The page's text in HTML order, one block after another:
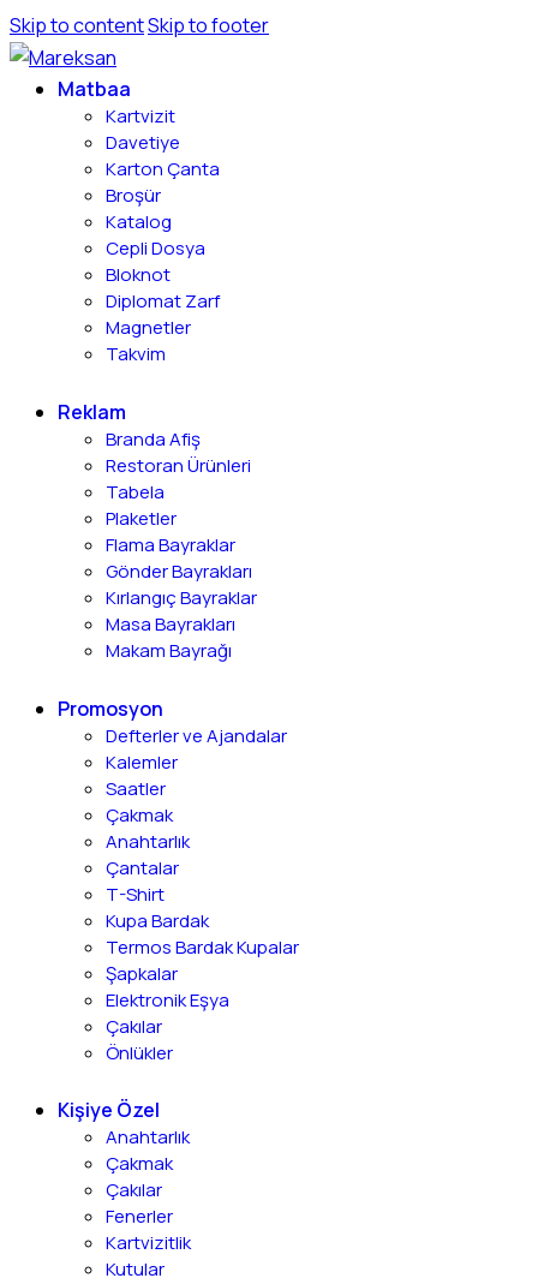
Skip to contentSkip to footer
Matbaa
Kartvizit
Davetiye
Karton Çanta
Broşür
Katalog
Cepli Dosya
Bloknot
Diplomat Zarf
Magnetler
Takvim
Reklam
Branda Afiş
Restoran Ürünleri
Tabela
Plaketler
Flama Bayraklar
Gönder Bayrakları
Kırlangıç Bayraklar
Masa Bayrakları
Makam Bayrağı
Promosyon
Defterler ve Ajandalar
Kalemler
Saatler
Çakmak
Anahtarlık
Çantalar
T-Shirt
Kupa Bardak
Termos Bardak Kupalar
Şapkalar
Elektronik Eşya
Çakılar
Önlükler
Kişiye Özel
Anahtarlık
Çakmak
Çakılar
Fenerler
Kartvizitlik
Kutular